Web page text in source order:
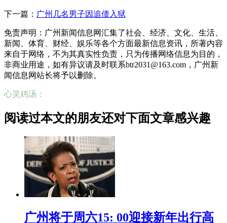
下一篇： 广州几名男子因追债入狱
免责声明：广州新闻信息网汇集了社会、经济、文化、生活、
新闻、体育、财经、娱乐等各个方面最新信息资讯，所著内容
来自于网络，不为其真实性负责，只为传播网络信息为目的，
非商业用途，如有异议请及时联系btr2031@163.com，广州新
闻信息网站长将予以删除。
心灵鸡汤：
阅读过本文的朋友还对下面文章感兴趣
广州将于周六15: 00迎接新年出行高